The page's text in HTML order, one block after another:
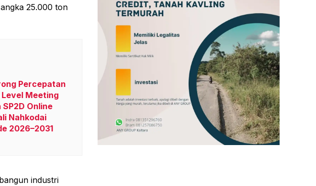
25.000 ton
Percepatan
Meeting
Online
Nahkodai
2026–2031
industri